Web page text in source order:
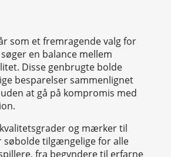
som et fremragende valg for
en balance mellem
Disse genbrugte bolde
besparelser sammenlignet
at gå på kompromis med
og mærker til
søbolde tilgængelige for alle
fra begyndere til erfarne